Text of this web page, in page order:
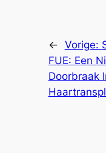
← Vorige:
FUE: Een
Doorbraak